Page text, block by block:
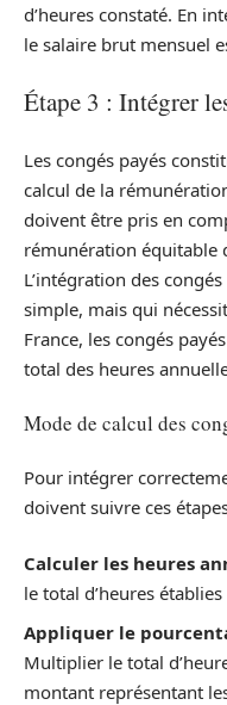
d’heures constaté. En
le salaire brut mensuel
Étape 3 : Intégrer
Les congés payés
calcul de la
doivent être pris en
rémunération équitable
L’intégration des
simple, mais qui
France, les congés
total des heures
Mode de calcul des
Pour intégrer
doivent suivre ces
Calculer les heures
le total d’heures
Appliquer le
Multiplier le total
montant représentant